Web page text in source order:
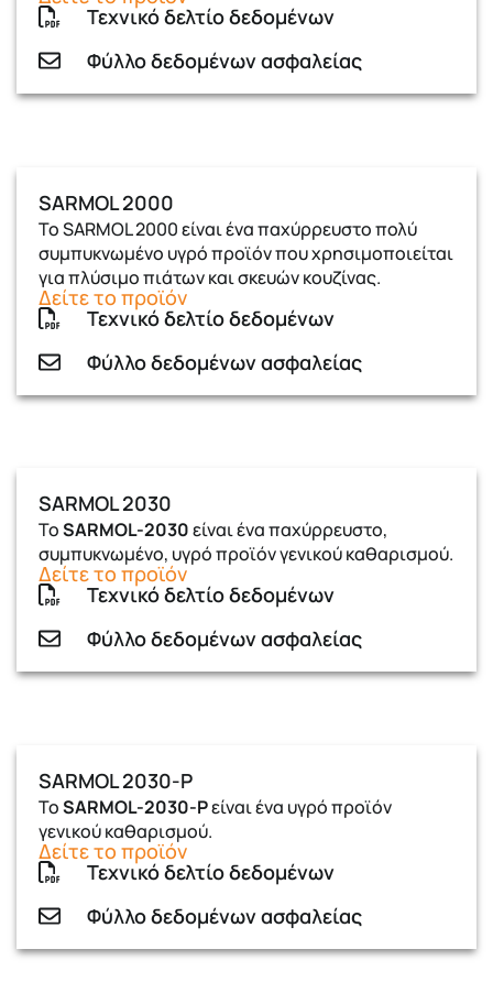
Τεχνικό δελτίο δεδομένων
Φύλλο δεδομένων ασφαλείας
SARMOL 2000
Το SARMOL 2000 είναι ένα παχύρρευστο πολύ
συµπυκνωµένο υγρό προϊόν που χρησιµοποιείται
για πλύσιµο πιάτων και σκευών κουζίνας.
Δείτε το προϊόν
Τεχνικό δελτίο δεδομένων
Φύλλο δεδομένων ασφαλείας
SARMOL 2030
ΤοSARMOL-2030είναι ένα παχύρρευστο,
συμπυκνωμένο, υγρό προϊόν γενικού καθαρισμού.
Δείτε το προϊόν
Τεχνικό δελτίο δεδομένων
Φύλλο δεδομένων ασφαλείας
SARMOL 2030-P
ΤοSARMOL-2030-Pείναι ένα υγρό προϊόν
γενικού καθαρισµού.
Δείτε το προϊόν
Τεχνικό δελτίο δεδομένων
Φύλλο δεδομένων ασφαλείας